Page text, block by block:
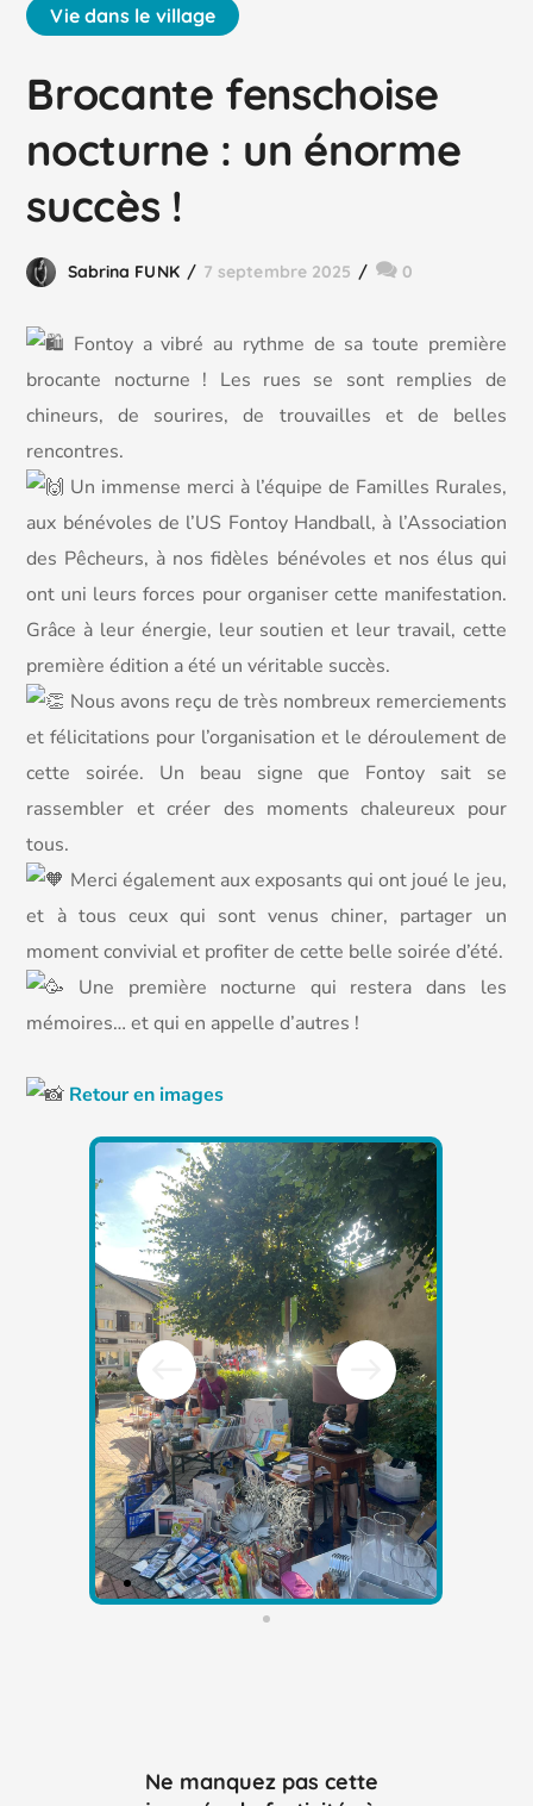
Vie dans le village
Brocante fenschoise
nocturne : un énorme
succès !
Sabrina FUNK 7 septembre 2025 0
Fontoy a vibré au rythme de sa toute première
brocante nocturne ! Les rues se sont remplies de
chineurs, de sourires, de trouvailles et de belles
rencontres.
Un immense merci à l’équipe de Familles Rurales,
aux bénévoles de l’US Fontoy Handball, à l’Association
des Pêcheurs, à nos fidèles bénévoles et nos élus qui
ont uni leurs forces pour organiser cette manifestation.
Grâce à leur énergie, leur soutien et leur travail, cette
première édition a été un véritable succès.
Nous avons reçu de très nombreux remerciements
et félicitations pour l’organisation et le déroulement de
cette soirée. Un beau signe que Fontoy sait se
rassembler et créer des moments chaleureux pour
tous.
Merci également aux exposants qui ont joué le jeu,
et à tous ceux qui sont venus chiner, partager un
moment convivial et profiter de cette belle soirée d’été.
Une première nocturne qui restera dans les
mémoires… et qui en appelle d’autres !
Retour en images
Ne manquez pas cette